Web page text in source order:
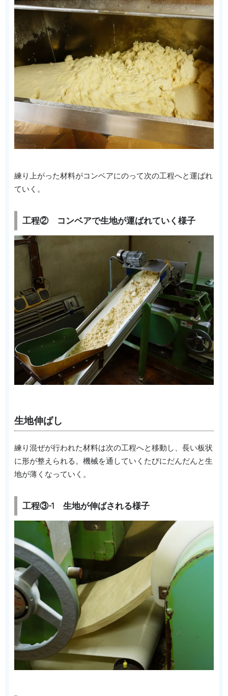
練り上がった材料がコンベアにのって次の工程へと運ばれ
ていく。
工程② コンベアで生地が運ばれていく様子
生地伸ばし
練り混ぜが行われた材料は次の工程へと移動し、長い板状
に形が整えられる。機械を通していくたびにだんだんと生
地が薄くなっていく。
工程③-1 生地が伸ばされる様子